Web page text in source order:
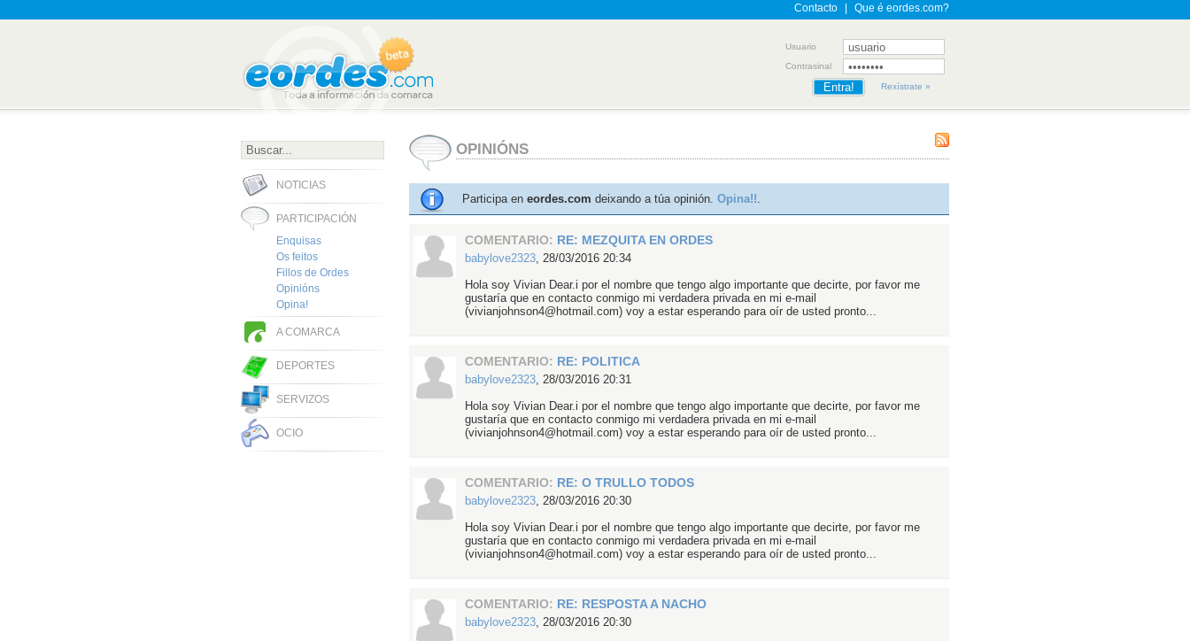
Contacto Que é eordes.com?
Usuario
Contrasinal
Rexístrate »
NOTICIAS
PARTICIPACIÓN
Enquisas
Os feitos
Fillos de Ordes
Opinións
Opina!
A COMARCA
DEPORTES
SERVIZOS
OCIO
OPINIÓNS
Participa en eordes.com deixando a túa opinión. Opina!!.
COMENTARIO: RE: MEZQUITA EN ORDES
babylove2323, 28/03/2016 20:34
Hola soy Vivian Dear.i por el nombre que tengo algo importante que decirte, por favor me
gustaría que en contacto conmigo mi verdadera privada en mi e-mail
(vivianjohnson4@hotmail.com) voy a estar esperando para oír de usted pronto...
COMENTARIO: RE: POLITICA
babylove2323, 28/03/2016 20:31
Hola soy Vivian Dear.i por el nombre que tengo algo importante que decirte, por favor me
gustaría que en contacto conmigo mi verdadera privada en mi e-mail
(vivianjohnson4@hotmail.com) voy a estar esperando para oír de usted pronto...
COMENTARIO: RE: O TRULLO TODOS
babylove2323, 28/03/2016 20:30
Hola soy Vivian Dear.i por el nombre que tengo algo importante que decirte, por favor me
gustaría que en contacto conmigo mi verdadera privada en mi e-mail
(vivianjohnson4@hotmail.com) voy a estar esperando para oír de usted pronto...
COMENTARIO: RE: RESPOSTA A NACHO
babylove2323, 28/03/2016 20:30